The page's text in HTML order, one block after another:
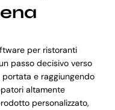
per ristoranti
passo decisivo verso
portata e raggiungendo
altamente
personalizzato,